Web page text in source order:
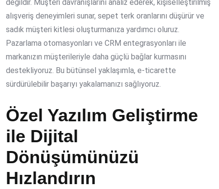
değildir. Müşteri davranışlarını analiz ederek, kişiselleştirilmiş
alışveriş deneyimleri sunar, sepet terk oranlarını düşürür ve
sadık müşteri kitlesi oluşturmanıza yardımcı oluruz.
Pazarlama otomasyonları ve CRM entegrasyonları ile
markanızın müşterileriyle daha güçlü bağlar kurmasını
destekliyoruz. Bu bütünsel yaklaşımla, e-ticarette
sürdürülebilir başarıyı yakalamanızı sağlıyoruz.
Özel Yazılım Geliştirme
ile Dijital
Dönüşümünüzü
Hızlandırın